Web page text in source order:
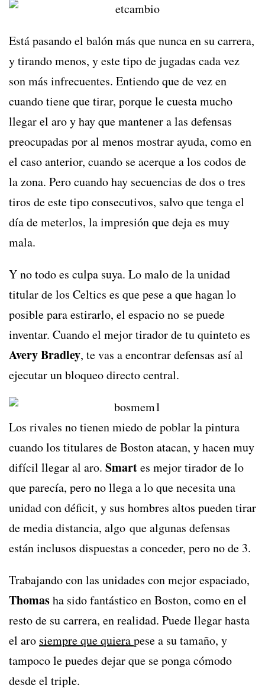
Está pasando el balón más que nunca en su carrera,
y tirando menos, y este tipo de jugadas cada vez
son más infrecuentes. Entiendo que de vez en
cuando tiene que tirar, porque le cuesta mucho
llegar el aro y hay que mantener a las defensas
preocupadas por al menos mostrar ayuda, como en
el caso anterior, cuando se acerque a los codos de
la zona. Pero cuando hay secuencias de dos o tres
tiros de este tipo consecutivos, salvo que tenga el
día de meterlos, la impresión que deja es muy
mala.
Y no todo es culpa suya. Lo malo de la unidad
titular de los Celtics es que pese a que hagan lo
posible para estirarlo, el espacio no se puede
inventar. Cuando el mejor tirador de tu quinteto es
Avery Bradley, te vas a encontrar defensas así al
ejecutar un bloqueo directo central.
Los rivales no tienen miedo de poblar la pintura
cuando los titulares de Boston atacan, y hacen muy
difícil llegar al aro. Smartes mejor tirador de lo
que parecía, pero no llega a lo que necesita una
unidad con déficit, y sus hombres altos pueden tirar
de media distancia, algo que algunas defensas
están inclusos dispuestas a conceder, pero no de 3.
Trabajando con las unidades con mejor espaciado,
Thomasha sido fantástico en Boston, como en el
resto de su carrera, en realidad. Puede llegar hasta
el aro siempre que quierapese a su tamaño, y
tampoco le puedes dejar que se ponga cómodo
desde el triple.